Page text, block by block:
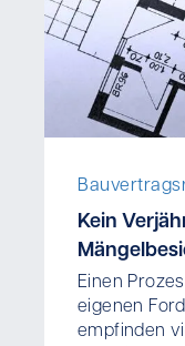
Kein
Einen
eigenen
empfinden